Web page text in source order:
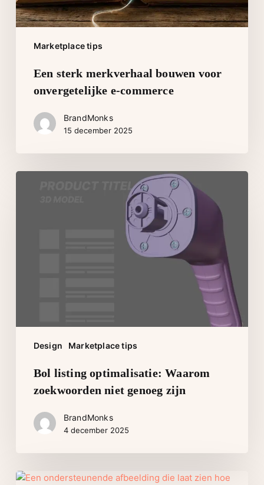
Marketplace tips
Een sterk merkverhaal bouwen voor
onvergetelijke e-commerce
BrandMonks
15 december 2025
Design Marketplace tips
Bol
Bol listing optimalisatie: Waarom
zoekwoorden niet genoeg zijn
BrandMonks
4 december 2025
Een